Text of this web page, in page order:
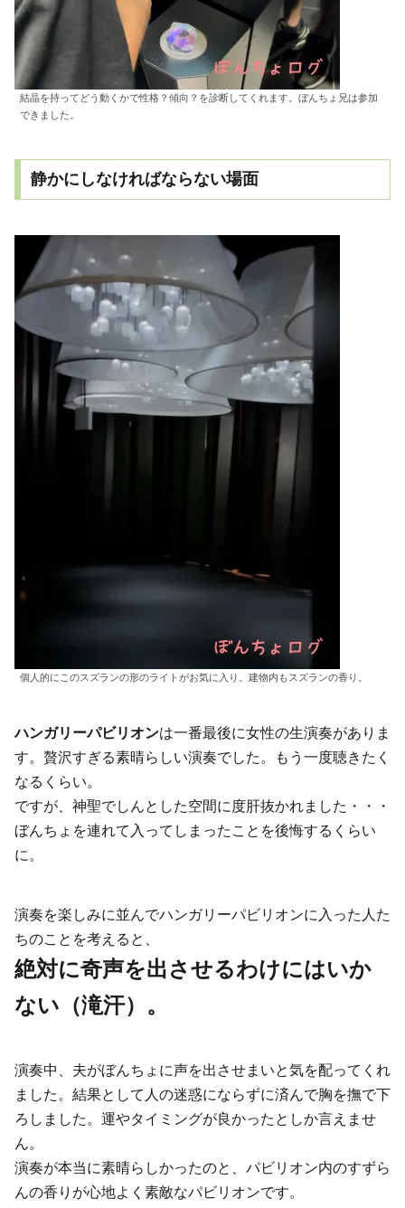
結晶を持ってどう動くかで性格？傾向？を診断してくれます。ぼんちょ兄は参加
できました。
静かにしなければならない場面
個人的にこのスズランの形のライトがお気に入り。建物内もスズランの香り。
ハンガリーパビリオンは一番最後に女性の生演奏がありま
す。贅沢すぎる素晴らしい演奏でした。もう一度聴きたく
なるくらい。
ですが、神聖でしんとした空間に度肝抜かれました・・・
ぼんちょを連れて入ってしまったことを後悔するくらい
に。
演奏を楽しみに並んでハンガリーパビリオンに入った人た
ちのことを考えると、
絶対に奇声を出させるわけにはいか
ない（滝汗）。
演奏中、夫がぼんちょに声を出させまいと気を配ってくれ
ました。結果として人の迷惑にならずに済んで胸を撫で下
ろしました。運やタイミングが良かったとしか言えませ
ん。
演奏が本当に素晴らしかったのと、パビリオン内のすずら
んの香りが心地よく素敵なパビリオンです。